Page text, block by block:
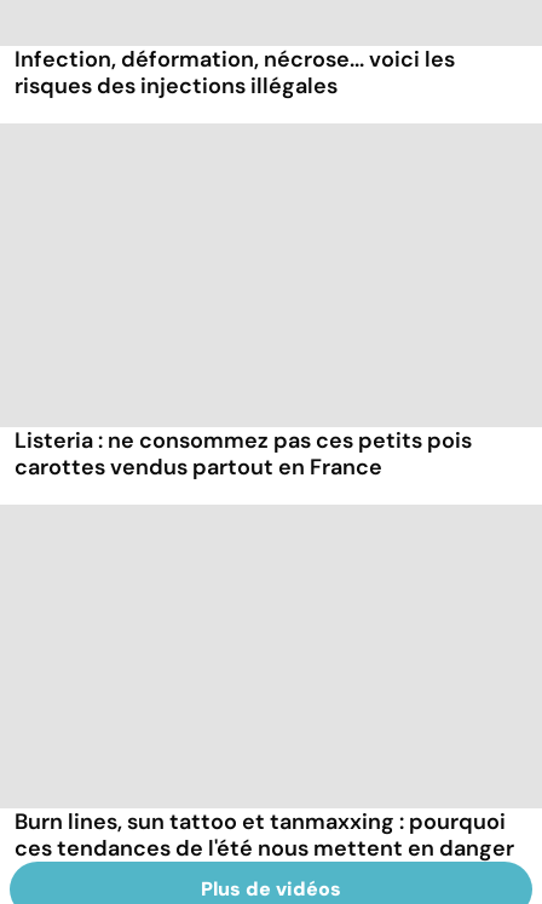
Infection, déformation, nécrose... voici les
risques des injections illégales
Listeria : ne consommez pas ces petits pois
carottes vendus partout en France
Burn lines, sun tattoo et tanmaxxing : pourquoi
ces tendances de l'été nous mettent en danger
Plus de vidéos